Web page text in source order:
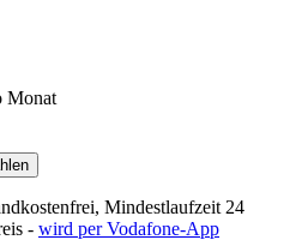
Monat
Mindestlaufzeit 24
- wird per Vodafone-App